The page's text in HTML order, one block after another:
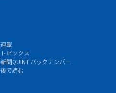
連載
トピックス
新聞QUINT バックナンバー
後で読む